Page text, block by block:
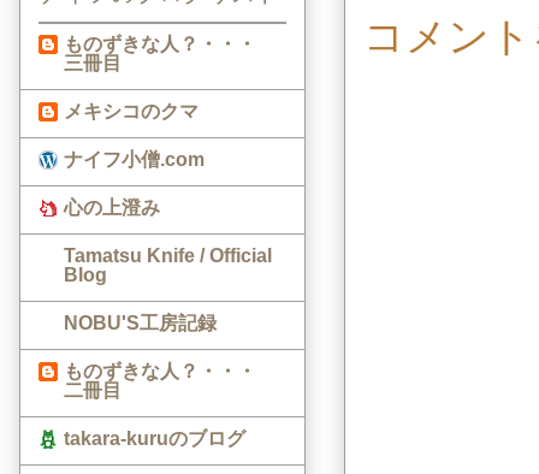
コメン
ものずきな人？・・・
三冊目
メキシコのクマ
ナイフ小僧.com
心の上澄み
Tamatsu Knife / Official
Blog
NOBU'S工房記録
ものずきな人？・・・
二冊目
takara-kuruのブログ